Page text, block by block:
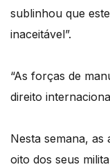
sublinhou que
inaceitável”.
“As forças de
direito
Nesta semana, as
oito dos seus